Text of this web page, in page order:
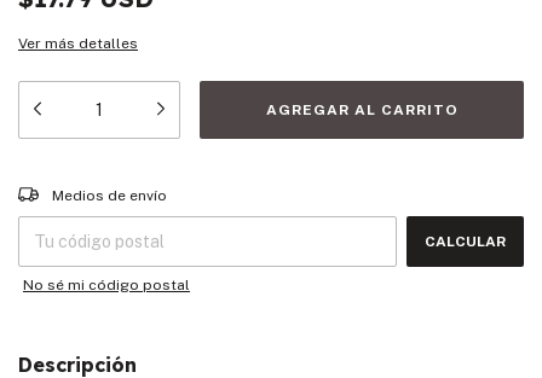
Ver más detalles
Entregas para el CP:
Medios de envío
CALCULAR
No sé mi código postal
Descripción